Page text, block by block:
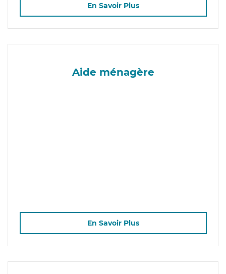
En Savoir Plus
Aide ménagère
En Savoir Plus